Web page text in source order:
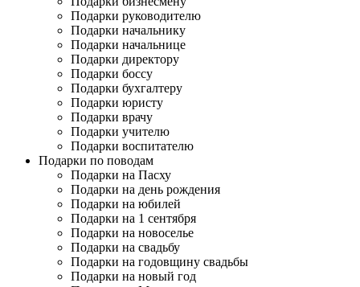
Подарки руководителю
Подарки начальнику
Подарки начальнице
Подарки директору
Подарки боссу
Подарки бухгалтеру
Подарки юристу
Подарки врачу
Подарки учителю
Подарки воспитателю
Подарки по поводам
Подарки на Пасху
Подарки на день рождения
Подарки на юбилей
Подарки на 1 сентября
Подарки на новоселье
Подарки на свадьбу
Подарки на годовщину свадьбы
Подарки на новый год